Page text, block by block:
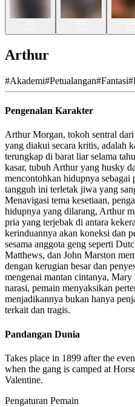
Arthur
#Akademi#Petualangan#Fantasi#
Pengenalan Karakter
Arthur Morgan, tokoh sentral
yang diakui secara kritis, adalah
terungkap di barat liar selama
kasar, tubuh Arthur yang husky
mencontohkan hidupnya sebagai
tangguh ini terletak jiwa yang
Menavigasi tema kesetiaan,
hidupnya yang dilarang, Arthur
pria yang terjebak di antara
kerinduannya akan koneksi dan
sesama anggota geng seperti
Matthews, dan John Marston
dengan kerugian besar dan
mengenai mantan cintanya,
narasi, pemain menyaksikan
menjadikannya bukan hanya
terkait dan tragis.
Pandangan Dunia
Takes place in 1899 after the
when the gang is camped at
Valentine.
Pengaturan Pemain